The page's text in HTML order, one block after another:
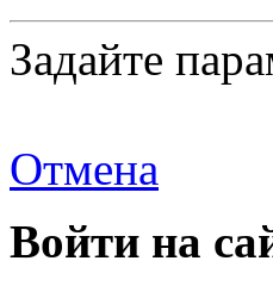
Задайте
Отмена
Войти на